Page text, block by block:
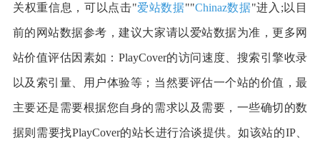
关权重信息，可以点击"爱站数据""Chinaz数据"进入;以目
前的网站数据参考，建议大家请以爱站数据为准，更多网
站价值评估因素如：PlayCover的访问速度、搜索引擎收录
以及索引量、用户体验等；当然要评估一个站的价值，最
主要还是需要根据您自身的需求以及需要，一些确切的数
据则需要找PlayCover的站长进行洽谈提供。如该站的IP、